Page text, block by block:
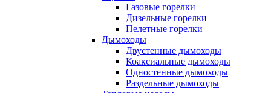
Газовые горелки
Дизельные горелки
Пелетные горелки
Дымоходы
Двустенные дымоходы
Коаксиальные дымоходы
Одностенные дымоходы
Раздельные дымоходы